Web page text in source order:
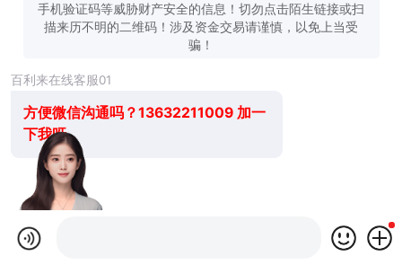
手机验证码等威胁财产安全的信息！切勿点击陌生链接或扫
描来历不明的二维码！涉及资金交易请谨慎，以免上当受
骗！
百利来在线客服01
方便微信沟通吗？13632211009 加一
下我呀